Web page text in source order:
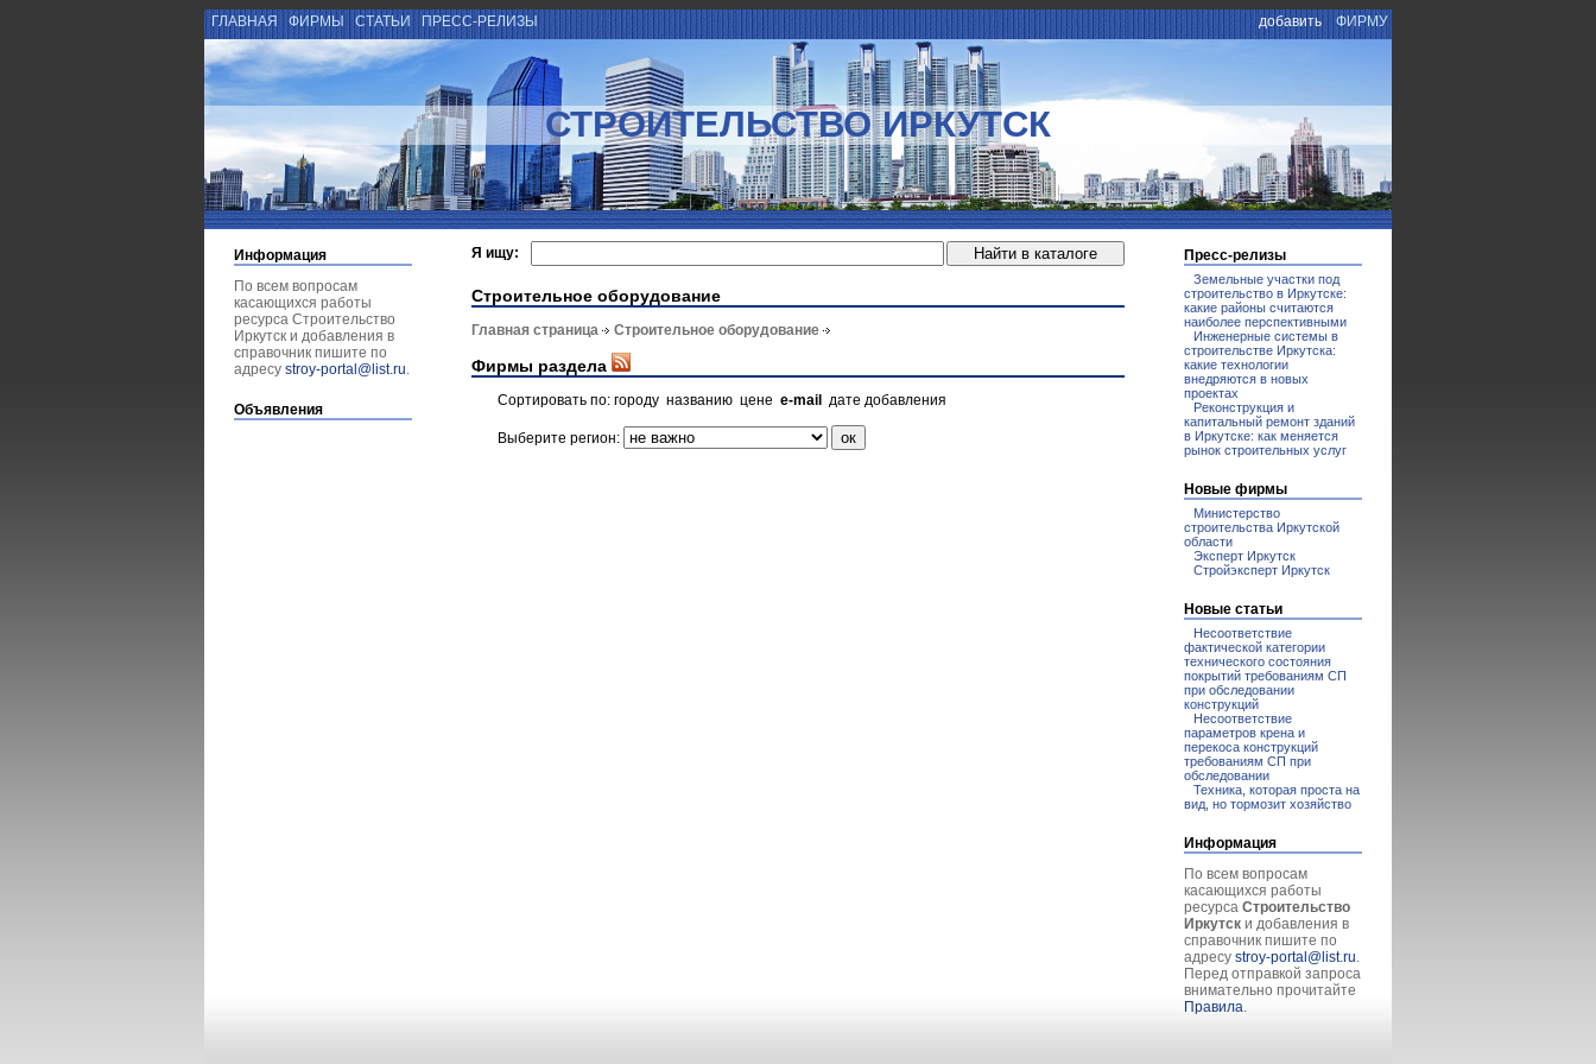
ГЛАВНАЯ ФИРМЫ СТАТЬИ ПРЕСС-РЕЛИЗЫ добавить ФИРМУ
СТРОИТЕЛЬСТВО ИРКУТСК
Информация
По всем вопросам
касающихся работы
ресурса Строительство
Иркутск и добавления в
справочник пишите по
адресу stroy-portal@list.ru.
Объявления
Я ищу:
Строительное оборудование
Главная страница Строительное оборудование
Фирмы раздела
Сортировать по: городу названию цене e-mail дате добавления
Выберите регион:
Пресс-релизы
Земельные участки под
строительство в Иркутске:
какие районы считаются
наиболее перспективными
Инженерные системы в
строительстве Иркутска:
какие технологии
внедряются в новых
проектах
Реконструкция и
капитальный ремонт зданий
в Иркутске: как меняется
рынок строительных услуг
Новые фирмы
Министерство
строительства Иркутской
области
Эксперт Иркутск
Стройэксперт Иркутск
Новые статьи
Несоответствие
фактической категории
технического состояния
покрытий требованиям СП
при обследовании
конструкций
Несоответствие
параметров крена и
перекоса конструкций
требованиям СП при
обследовании
Техника, которая проста на
вид, но тормозит хозяйство
Информация
По всем вопросам
касающихся работы
ресурса Строительство
Иркутск и добавления в
справочник пишите по
адресу stroy-portal@list.ru.
Перед отправкой запроса
внимательно прочитайте
Правила.